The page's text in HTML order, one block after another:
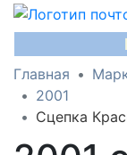
Главная
2001
Сцепка